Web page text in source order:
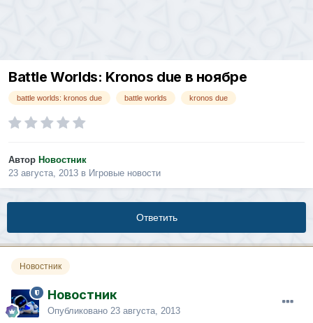
Battle Worlds: Kronos due в ноябре
battle worlds: kronos due battle worlds kronos due
Автор Новостник
23 августа, 2013 в Игровые новости
Ответить
Новостник
Новостник
Опубликовано 23 августа, 2013